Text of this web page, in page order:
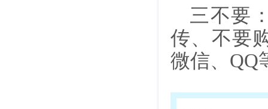
三不要
传、不要
微信、QQ